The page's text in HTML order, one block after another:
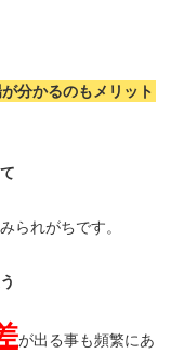
分かるのもメリット
られがちです。
が出る事も頻繁にあ